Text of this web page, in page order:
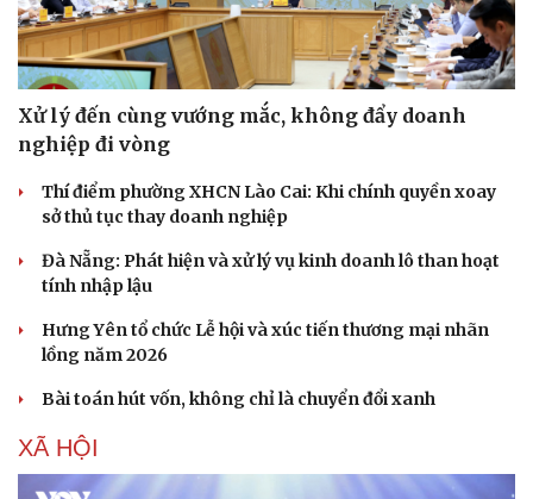
Xử lý đến cùng vướng mắc, không đẩy doanh
nghiệp đi vòng
Thí điểm phường XHCN Lào Cai: Khi chính quyền xoay
sở thủ tục thay doanh nghiệp
Đà Nẵng: Phát hiện và xử lý vụ kinh doanh lô than hoạt
tính nhập lậu
Hưng Yên tổ chức Lễ hội và xúc tiến thương mại nhãn
lồng năm 2026
Bài toán hút vốn, không chỉ là chuyển đổi xanh
XÃ HỘI